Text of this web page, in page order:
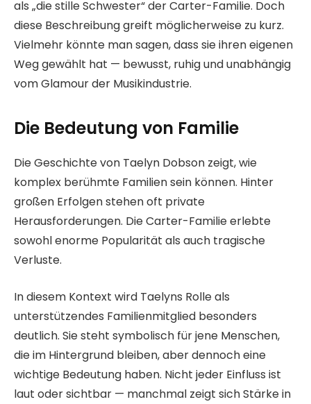
als „die stille Schwester“ der Carter-Familie. Doch
diese Beschreibung greift möglicherweise zu kurz.
Vielmehr könnte man sagen, dass sie ihren eigenen
Weg gewählt hat — bewusst, ruhig und unabhängig
vom Glamour der Musikindustrie.
Die Bedeutung von Familie
Die Geschichte von Taelyn Dobson zeigt, wie
komplex berühmte Familien sein können. Hinter
großen Erfolgen stehen oft private
Herausforderungen. Die Carter-Familie erlebte
sowohl enorme Popularität als auch tragische
Verluste.
In diesem Kontext wird Taelyns Rolle als
unterstützendes Familienmitglied besonders
deutlich. Sie steht symbolisch für jene Menschen,
die im Hintergrund bleiben, aber dennoch eine
wichtige Bedeutung haben. Nicht jeder Einfluss ist
laut oder sichtbar — manchmal zeigt sich Stärke in